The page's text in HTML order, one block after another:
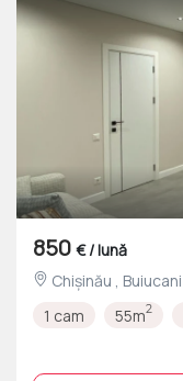
850 € / lună
1 cam
55m2